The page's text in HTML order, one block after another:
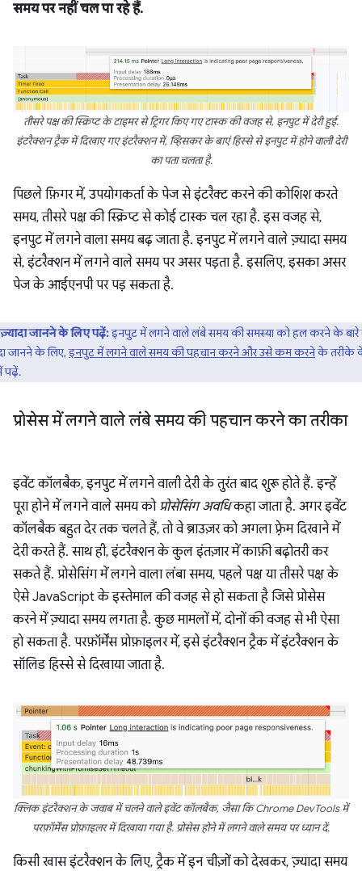
समय पर नहीं चल पा रहे हैं.
तीसरे पक्ष की स्क्रिप्ट के टाइमर से ट्रिगर किए गए टास्क की वजह से, इनपुट में देरी हुई.
इंटरैक्शन ट्रैक में दिखाए गए इंटरैक्शन में, व्हिसकर के बाएं हिस्से से इनपुट में होने वाली देरी
का पता चलता है.
पिछले फ़िगर में, उपयोगकर्ता के पेज से इंटरैक्ट करने की कोशिश करते
समय, तीसरे पक्ष की स्क्रिप्ट से कोई टास्क चल रहा है. इस वजह से,
इनपुट में लगने वाला समय बढ़ जाता है. इनपुट में लगने वाले ज़्यादा समय
से, इंटरैक्शन में लगने वाले समय पर असर पड़ता है. इसलिए, इसका असर
पेज के आईएनपी पर पड़ सकता है.
ज़्यादा जानने के लिए पढ़ें:इनपुट में लगने वाले लंबे समय की समस्या को हल करने के बारे
जानने के लिए,इनपुट में लगने वाले समय की पहचान करने और उसे कम करनेके तरीके
पढ़ें.
प्रोसेस में लगने वाले लंबे समय की पहचान करने का तरीका
इवेंट कॉलबैक, इनपुट में लगने वाली देरी के तुरंत बाद शुरू होते हैं. इन्हें
पूरा होने में लगने वाले समय को प्रोसेसिंग अवधिकहा जाता है. अगर इवेंट
कॉलबैक बहुत देर तक चलते हैं, तो वे ब्राउज़र को अगला फ़्रेम दिखाने में
देरी करते हैं. साथ ही, इंटरैक्शन के कुल इंतज़ार में काफ़ी बढ़ोतरी कर
सकते हैं. प्रोसेसिंग में लगने वाला लंबा समय, पहले पक्ष या तीसरे पक्ष के
ऐसे JavaScript के इस्तेमाल की वजह से हो सकता है जिसे प्रोसेस
करने में ज़्यादा समय लगता है. कुछ मामलों में, दोनों की वजह से भी ऐसा
हो सकता है. परफ़ॉर्मेंस प्रोफ़ाइलर में, इसे इंटरैक्शन ट्रैक में इंटरैक्शन के
सॉलिड हिस्से से दिखाया जाता है.
क्लिक इंटरैक्शन के जवाब में चलने वाले इवेंट कॉलबैक, जैसा कि Chrome DevTools में
परफ़ॉर्मेंस प्रोफ़ाइलर में दिखाया गया है. प्रोसेस होने में लगने वाले समय पर ध्यान दें.
किसी खास इंटरैक्शन के लिए, ट्रैक में इन चीज़ों को देखकर, ज़्यादा समय